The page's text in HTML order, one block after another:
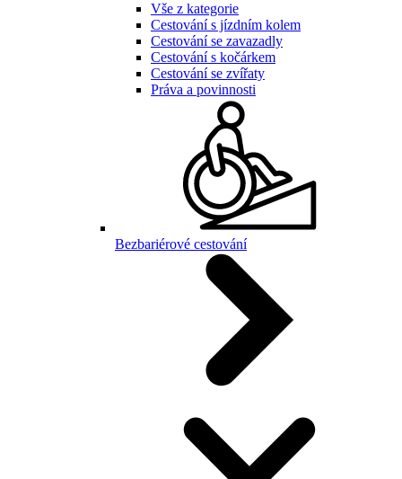
Vše z kategorie
Cestování s jízdním kolem
Cestování se zavazadly
Cestování s kočárkem
Cestování se zvířaty
Práva a povinnosti
Bezbariérové cestování